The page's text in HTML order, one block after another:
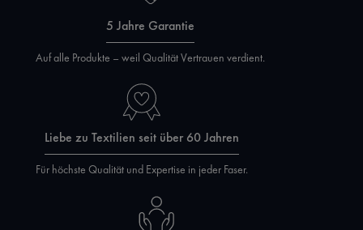
5 Jahre Garantie
Auf alle Produkte – weil Qualität Vertrauen verdient.
Liebe zu Textilien seit über 60 Jahren
Für höchste Qualität und Expertise in jeder Faser.